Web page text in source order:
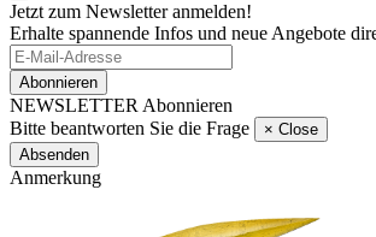
Jetzt zum Newsletter anmelden!
Erhalte spannende Infos und neue Angebote
Abonnieren
NEWSLETTER Abonnieren
Bitte beantworten Sie die Frage
× Close
Absenden
Anmerkung